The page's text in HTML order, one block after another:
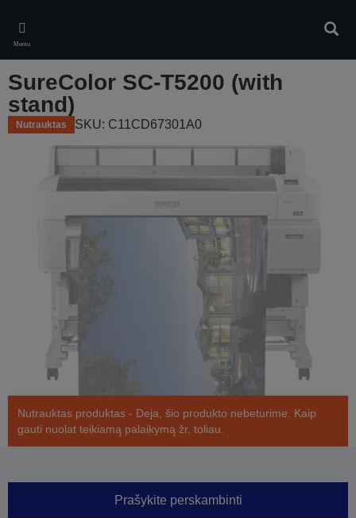
main
content
Meniu
SureColor SC-T5200 (with
stand)
Nutrauktas SKU: C11CD67301A0
Nutrauktas produktas - Deja, šio produkto nebeturime. Kaip
gauti nuolat teikiamą palaikymą žr. toliau.
Prašykite perskambinti